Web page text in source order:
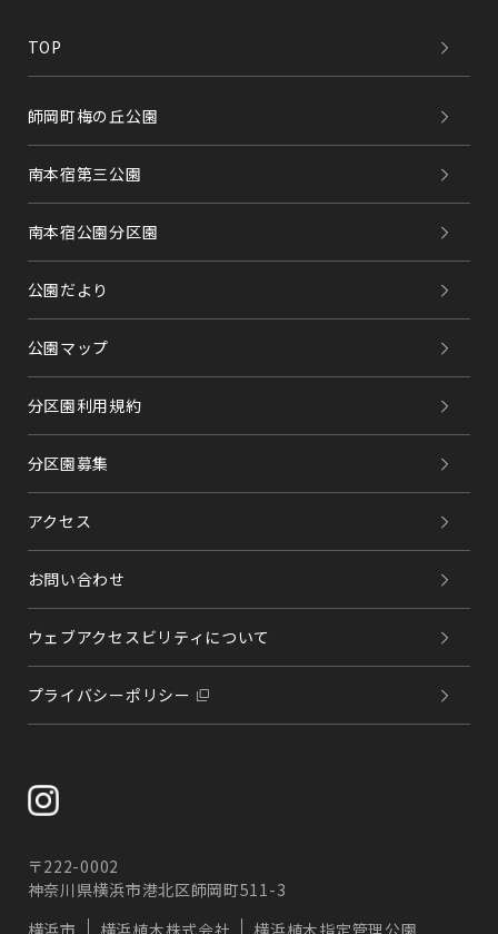
TOP
師岡町梅の丘公園
南本宿第三公園
南本宿公園分区園
公園だより
公園マップ
分区園利用規約
分区園募集
アクセス
お問い合わせ
ウェブアクセスビリティについて
プライバシーポリシー
〒222-0002
神奈川県横浜市港北区師岡町511-3
横浜市
横浜植木株式会社 横浜植木指定管理公園